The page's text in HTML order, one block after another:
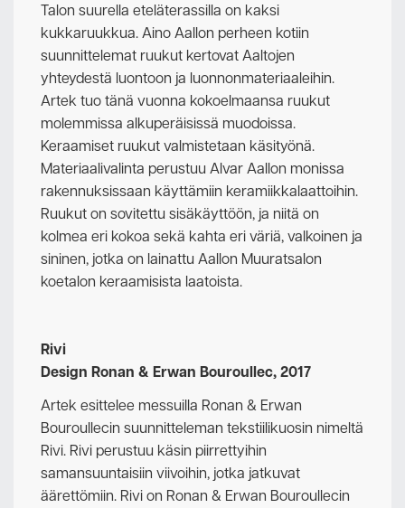
Talon suurella eteläterassilla on kaksi
kukkaruukkua. Aino Aallon perheen kotiin
suunnittelemat ruukut kertovat Aaltojen
yhteydestä luontoon ja luonnonmateriaaleihin.
Artek tuo tänä vuonna kokoelmaansa ruukut
molemmissa alkuperäisissä muodoissa.
Keraamiset ruukut valmistetaan käsityönä.
Materiaalivalinta perustuu Alvar Aallon monissa
rakennuksissaan käyttämiin keramiikkalaattoihin.
Ruukut on sovitettu sisäkäyttöön, ja niitä on
kolmea eri kokoa sekä kahta eri väriä, valkoinen ja
sininen, jotka on lainattu Aallon Muuratsalon
koetalon keraamisista laatoista.
Rivi
Design Ronan & Erwan Bouroullec, 2017
Artek esittelee messuilla Ronan & Erwan
Bouroullecin suunnitteleman tekstiilikuosin nimeltä
Rivi. Rivi perustuu käsin piirrettyihin
samansuuntaisiin viivoihin, jotka jatkuvat
äärettömiin. Rivi on Ronan & Erwan Bouroullecin